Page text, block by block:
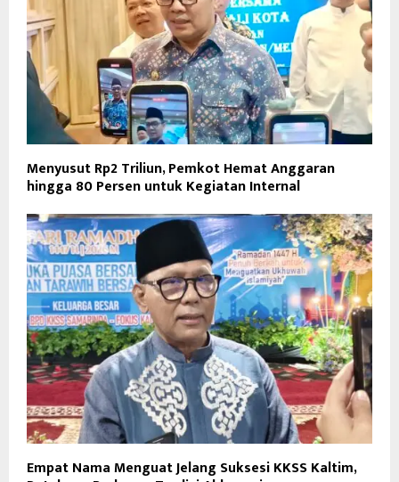
Menyusut Rp2 Triliun, Pemkot Hemat Anggaran
hingga 80 Persen untuk Kegiatan Internal
Empat Nama Menguat Jelang Suksesi KKSS Kaltim,